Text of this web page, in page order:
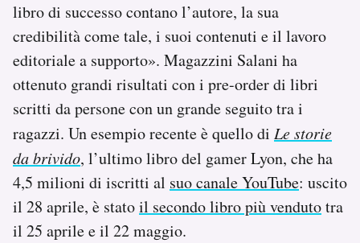
libro di successo contano l’autore, la sua
credibilità come tale, i suoi contenuti e il lavoro
editoriale a supporto». Magazzini Salani ha
ottenuto grandi risultati con i pre-order di libri
scritti da persone con un grande seguito tra i
ragazzi. Un esempio recente è quello di Le storie
da brivido, l’ultimo libro del gamer Lyon, che ha
4,5 milioni di iscritti al suo canale YouTube: uscito
il 28 aprile, è statoil secondo libro più vendutotra
il 25 aprile e il 22 maggio.